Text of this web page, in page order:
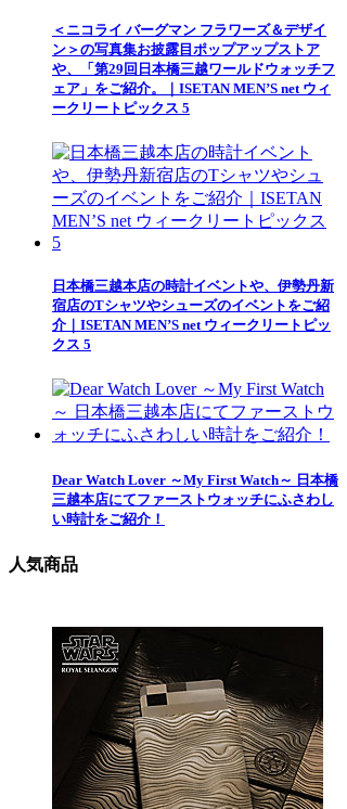
＜ニコライ バーグマン フラワーズ＆デザイ
ン＞の写真集お披露目ポップアップストア
や、「第29回日本橋三越ワールドウォッチフ
ェア」をご紹介。｜ISETAN MEN’S net ウィ
ークリートピックス 5
日本橋三越本店の時計イベントや、伊勢丹新
宿店のTシャツやシューズのイベントをご紹
介｜ISETAN MEN’S net ウィークリートピッ
クス 5
Dear Watch Lover ～My First Watch～ 日本橋
三越本店にてファーストウォッチにふさわし
い時計をご紹介！
人気商品